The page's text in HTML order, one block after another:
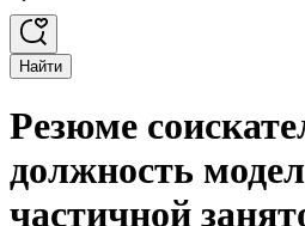
Найти
Резюме
должность
частичной